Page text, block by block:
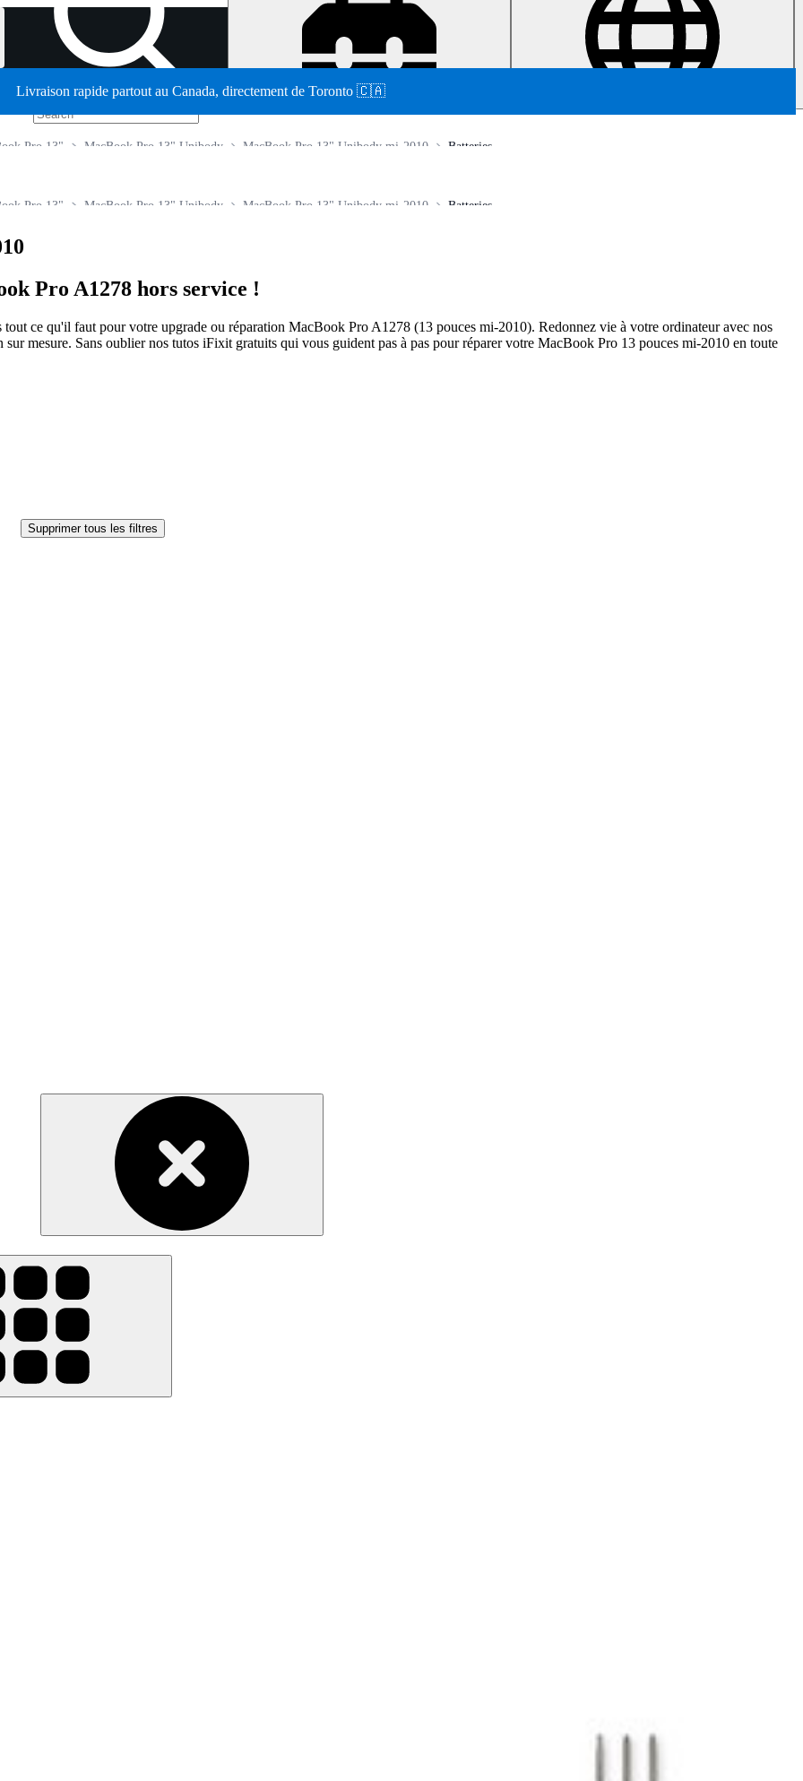
Livraison rapide partout au Canada, directement de Toronto 🇨🇦
Batteries
MacBook Pro 13" Unibody mi-2010
MacBook Pro 13" Unibody
Pro 13"
Batteries
MacBook Pro 13" Unibody mi-2010
MacBook Pro 13" Unibody
Pro 13"
Pro A1278 hors service !
ce qu'il faut pour votre upgrade ou réparation MacBook Pro A1278 (13 pouces mi-2010). Redonnez vie à votre ordinateur avec nos
mesure. Sans oublier nos tutos iFixit gratuits qui vous guident pas à pas pour réparer votre MacBook Pro 13 pouces mi-2010 en toute
Supprimer tous les filtres